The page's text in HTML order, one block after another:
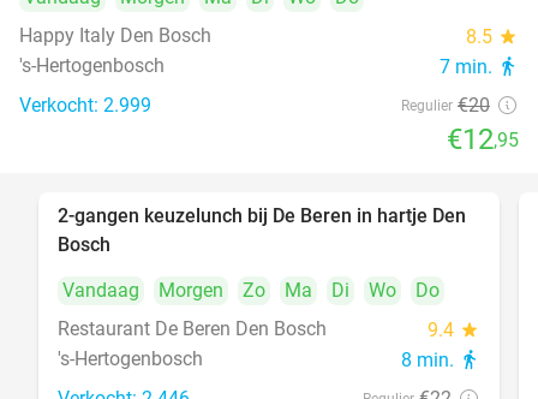
Happy Italy Den Bosch
8.5 star
's-Hertogenbosch 7 min. directions_walk
Verkocht: 2.999 Regulier €20
€12,95
43%
2-gangen keuzelunch bij De Beren in hartje Den
Bosch
Vandaag
Morgen Zo Ma Di Wo
Do
Restaurant De Beren Den Bosch
9.4 star
's-Hertogenbosch 8 min. directions_walk